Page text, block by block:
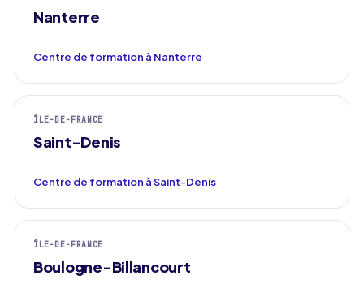
Nanterre
Centre de formation à Nanterre
ÎLE-DE-FRANCE
Saint-Denis
Centre de formation à Saint-Denis
ÎLE-DE-FRANCE
Boulogne-Billancourt